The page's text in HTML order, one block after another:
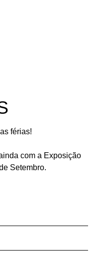
férias!
com a Exposição
Setembro.